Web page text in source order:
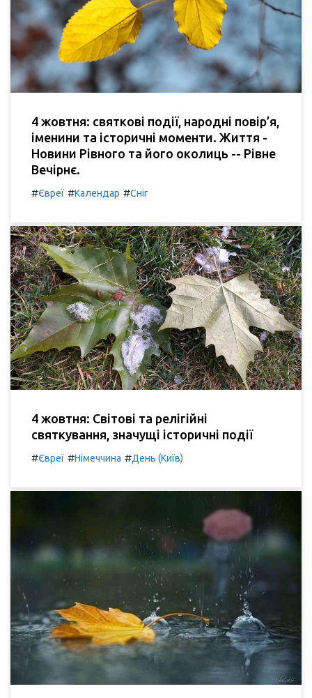
4 жовтня: святкові події, народні повір’я,
іменини та історичні моменти. Життя -
Новини Рівного та його околиць -- Рівне
Вечірнє.
#Євреї #Календар #Сніг
4 жовтня: Світові та релігійні
святкування, значущі історичні події
#Євреї #Німеччина #День (Київ)